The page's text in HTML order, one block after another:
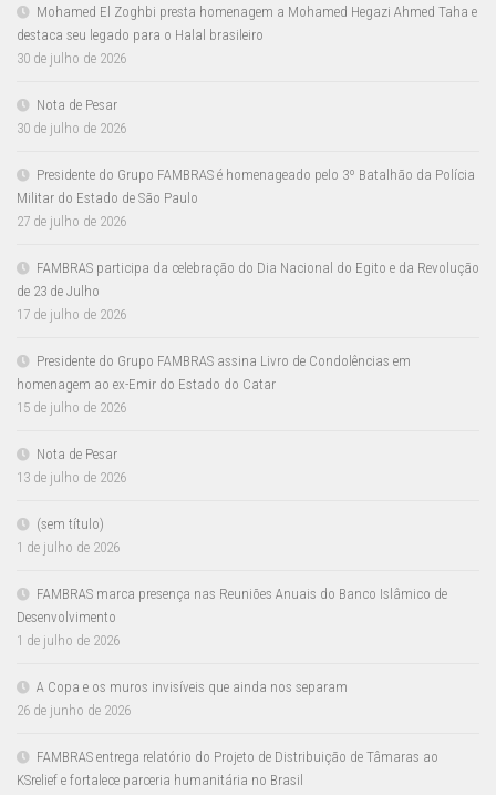
Mohamed El Zoghbi presta homenagem a Mohamed Hegazi Ahmed Taha e
destaca seu legado para o Halal brasileiro
30 de julho de 2026
Nota de Pesar
30 de julho de 2026
Presidente do Grupo FAMBRAS é homenageado pelo 3º Batalhão da Polícia
Militar do Estado de São Paulo
27 de julho de 2026
FAMBRAS participa da celebração do Dia Nacional do Egito e da Revolução
de 23 de Julho
17 de julho de 2026
Presidente do Grupo FAMBRAS assina Livro de Condolências em
homenagem ao ex-Emir do Estado do Catar
15 de julho de 2026
Nota de Pesar
13 de julho de 2026
(sem título)
1 de julho de 2026
FAMBRAS marca presença nas Reuniões Anuais do Banco Islâmico de
Desenvolvimento
1 de julho de 2026
A Copa e os muros invisíveis que ainda nos separam
26 de junho de 2026
FAMBRAS entrega relatório do Projeto de Distribuição de Tâmaras ao
KSrelief e fortalece parceria humanitária no Brasil